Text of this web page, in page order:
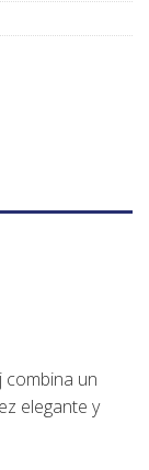
combina un
elegante y